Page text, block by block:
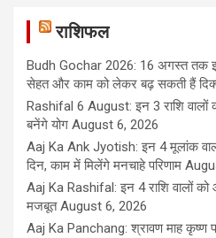
राशिफल
Budh Gochar 2026: 16 अगस्त तक
सेहत और काम को लेकर बढ़ सकती हैं
Rashifal 6 August: इन 3 राशि वालों
बनेंगे योग August 6, 2026
Aaj Ka Ank Jyotish: इन 4 मूलांक
दिन, काम में मिलेंगे मनचाहे परिणाम
Aaj Ka Rashifal: इन 4 राशि वालों को
मजबूत August 6, 2026
Aaj Ka Panchang: श्रावण माह कृष्ण